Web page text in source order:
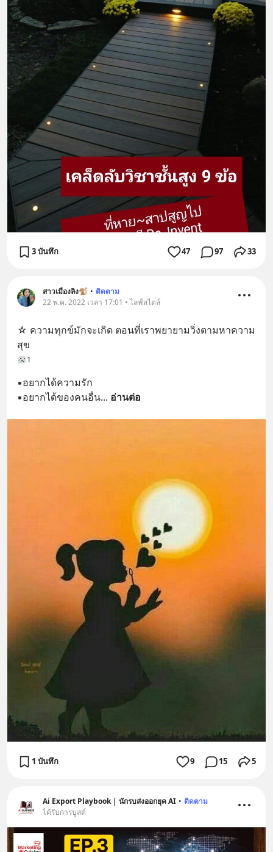
3 บันทึก 47 97 33
สาวเมืองลิง🐒 • ติดตาม
22 พ.ค. 2022 เวลา 17:01 • ไลฟ์สไตล์
☆ ความทุกข์มักจะเกิด ตอนที่เราพยายามวิ่งตามหาความ
สุข
1
▪︎อยากได้ความรัก
▪︎อยากได้ของคนอื่น... อ่านต่อ
1 บันทึก 9 15 5
Ai Export Playbook | นักรบส่งออกยุค AI • ติดตาม
ได้รับการบูสต์